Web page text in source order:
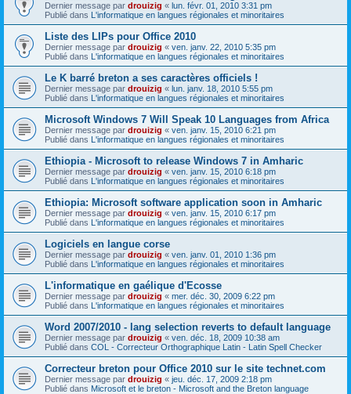
Dernier message par drouizig « lun. févr. 01, 2010 3:31 pm
Publié dans L'informatique en langues régionales et minoritaires
Liste des LIPs pour Office 2010
Dernier message par drouizig « ven. janv. 22, 2010 5:35 pm
Publié dans L'informatique en langues régionales et minoritaires
Le K barré breton a ses caractères officiels !
Dernier message par drouizig « lun. janv. 18, 2010 5:55 pm
Publié dans L'informatique en langues régionales et minoritaires
Microsoft Windows 7 Will Speak 10 Languages from Africa
Dernier message par drouizig « ven. janv. 15, 2010 6:21 pm
Publié dans L'informatique en langues régionales et minoritaires
Ethiopia - Microsoft to release Windows 7 in Amharic
Dernier message par drouizig « ven. janv. 15, 2010 6:18 pm
Publié dans L'informatique en langues régionales et minoritaires
Ethiopia: Microsoft software application soon in Amharic
Dernier message par drouizig « ven. janv. 15, 2010 6:17 pm
Publié dans L'informatique en langues régionales et minoritaires
Logiciels en langue corse
Dernier message par drouizig « ven. janv. 01, 2010 1:36 pm
Publié dans L'informatique en langues régionales et minoritaires
L'informatique en gaélique d'Ecosse
Dernier message par drouizig « mer. déc. 30, 2009 6:22 pm
Publié dans L'informatique en langues régionales et minoritaires
Word 2007/2010 - lang selection reverts to default language
Dernier message par drouizig « ven. déc. 18, 2009 10:38 am
Publié dans COL - Correcteur Orthographique Latin - Latin Spell Checker
Correcteur breton pour Office 2010 sur le site technet.com
Dernier message par drouizig « jeu. déc. 17, 2009 2:18 pm
Publié dans Microsoft et le breton - Microsoft and the Breton language